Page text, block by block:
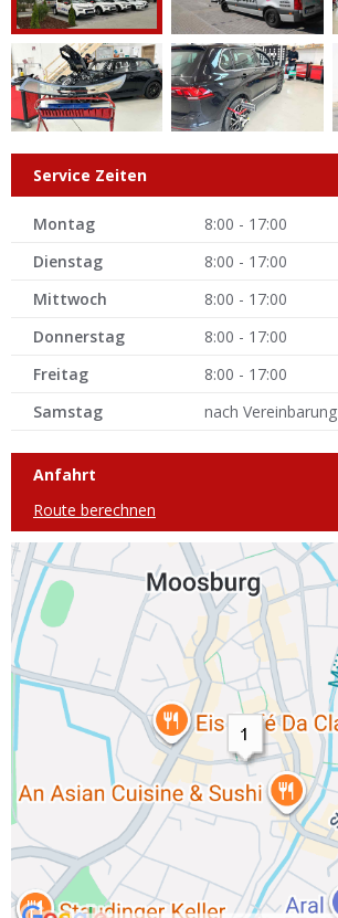
Service Zeiten
Montag
8:00 - 17:00
Dienstag
8:00 - 17:00
Mittwoch
8:00 - 17:00
Donnerstag
8:00 - 17:00
Freitag
8:00 - 17:00
Samstag
nach Vereinbarung
Anfahrt
Route berechnen